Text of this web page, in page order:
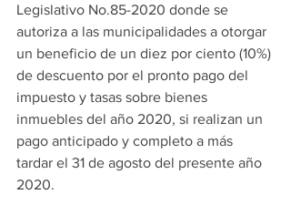
Legislativo No.85-2020 donde se
autoriza a las municipalidades a otorgar
un beneficio de un diez por ciento (10%)
de descuento por el pronto pago del
impuesto y tasas sobre bienes
inmuebles del año 2020, si realizan un
pago anticipado y completo a más
tardar el 31 de agosto del presente año
2020.